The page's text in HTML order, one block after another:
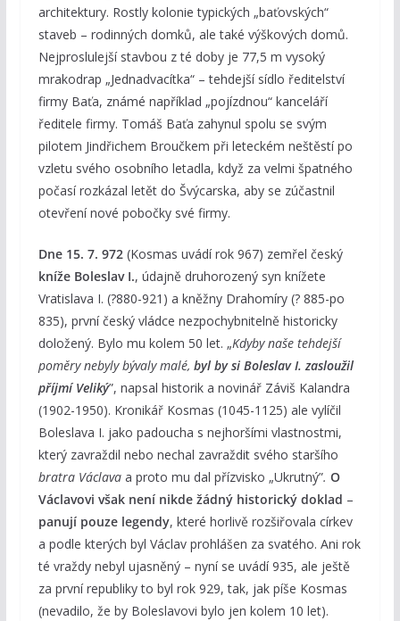
architektury. Rostly kolonie typických „baťovských“
staveb – rodinných domků, ale také výškových domů.
Nejproslulejší stavbou z té doby je 77,5 m vysoký
mrakodrap „Jednadvacítka“ – tehdejší sídlo ředitelství
firmy Baťa, známé například „pojízdnou“ kanceláří
ředitele firmy. Tomáš Baťa zahynul spolu se svým
pilotem Jindřichem Broučkem při leteckém neštěstí po
vzletu svého osobního letadla, když za velmi špatného
počasí rozkázal letět do Švýcarska, aby se zúčastnil
otevření nové pobočky své firmy.
Dne 15. 7. 972(Kosmas uvádí rok 967) zemřel český
kníže Boleslav I., údajně druhorozený syn knížete
Vratislava I. (?880-921) a kněžny Drahomíry (? 885-po
835), první český vládce nezpochybnitelně historicky
doložený. Bylo mu kolem 50 let. „Kdyby naše tehdejší
poměry nebyly bývaly malé, byl by si Boleslav I. zasloužil
příjmí Veliký”, napsal historik a novinář Záviš Kalandra
(1902-1950). Kronikář Kosmas (1045-1125) ale vylíčil
Boleslava I. jako padoucha s nejhoršími vlastnostmi,
který zavraždil nebo nechal zavraždit svého staršího
bratra Václavaa proto mu dal přízvisko „Ukrutný”. O
Václavovi však není nikde žádný historický doklad –
panují pouze legendy, které horlivě rozšiřovala církev
a podle kterých byl Václav prohlášen za svatého. Ani rok
té vraždy nebyl ujasněný – nyní se uvádí 935, ale ještě
za první republiky to byl rok 929, tak, jak píše Kosmas
(nevadilo, že by Boleslavovi bylo jen kolem 10 let).